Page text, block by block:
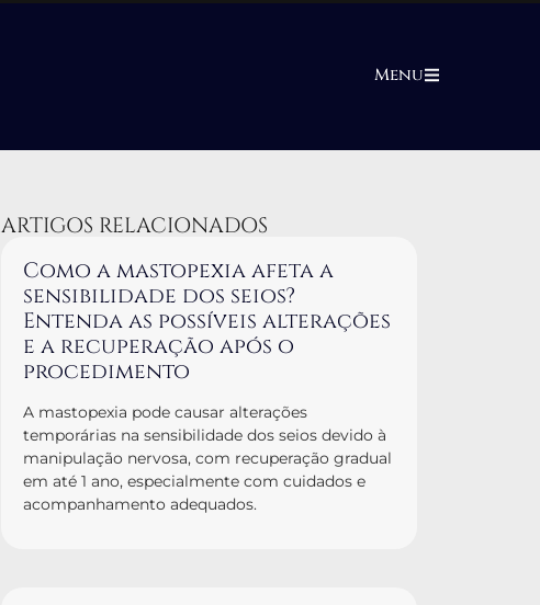
Menu
ARTIGOS RELACIONADOS
Como a mastopexia afeta a
sensibilidade dos seios?
Entenda as possíveis alterações
e a recuperação após o
procedimento
A mastopexia pode causar alterações
temporárias na sensibilidade dos seios devido à
manipulação nervosa, com recuperação gradual
em até 1 ano, especialmente com cuidados e
acompanhamento adequados.